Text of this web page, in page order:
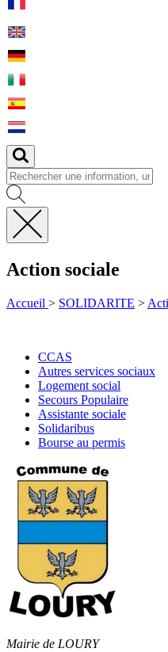
Fermer
recherche
Action sociale
Accueil > SOLIDARITE >
CCAS
CCAS
Autres
services
sociaux
Autres services sociaux
Logement
social
Logement social
Secours
Populaire
Secours Populaire
Assistante
sociale
Assistante sociale
Solidaribus
Solidaribus
Bourse
permis
Bourse au permis
Mairie de LOURY